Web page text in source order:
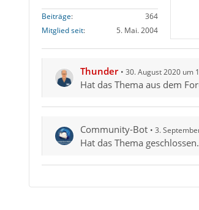
Beiträge
364
Mitglied seit
5. Mai. 2004
Thunder 30. August 2020 um
Hat das Thema aus dem
Community-Bot 3.
Hat das Thema geschlossen.